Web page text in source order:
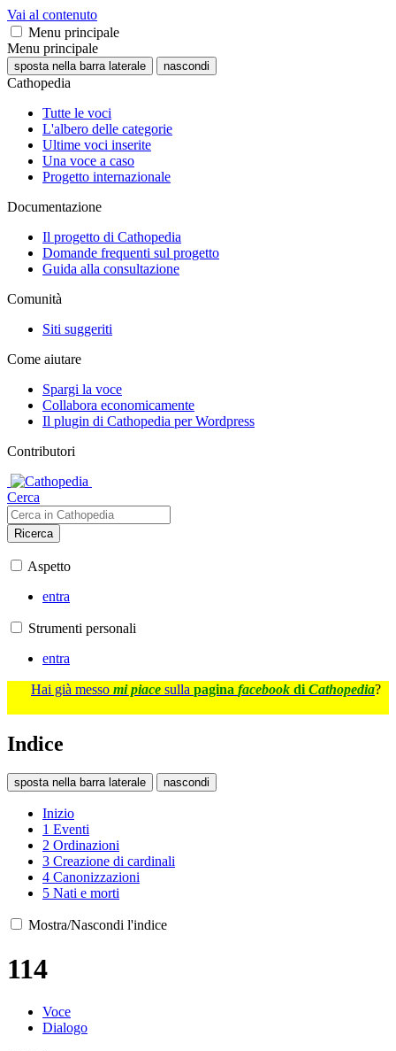
Vai al contenuto
Menu principale
Menu principale
sposta nella barra laterale nascondi
Cathopedia
Tutte le voci
L'albero delle categorie
Ultime voci inserite
Una voce a caso
Progetto internazionale
Documentazione
Il progetto di Cathopedia
Domande frequenti sul progetto
Guida alla consultazione
Comunità
Siti suggeriti
Come aiutare
Spargi la voce
Collabora economicamente
Il plugin di Cathopedia per Wordpress
Contributori
Cerca
Ricerca
Aspetto
entra
Strumenti personali
entra
Hai già messo mi piace sulla pagina facebook di Cathopedia?
Indice
sposta nella barra laterale nascondi
Inizio
1 Eventi
2 Ordinazioni
3 Creazione di cardinali
4 Canonizzazioni
5 Nati e morti
Mostra/Nascondi l'indice
114
Voce
Dialogo